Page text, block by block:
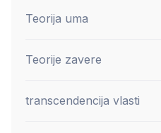
Teorija uma
Teorije zavere
transcendencija vlasti